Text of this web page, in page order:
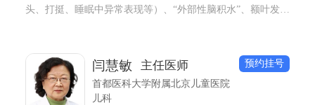
头、打挺、睡眠中异常表现等）、“外部性脑积水”、额叶发育
产儿、高龄产妇儿早期神经发育指导与管理。
闫慧敏 主任医师
首都医科大学附属北京儿童医院
儿科
预约挂号